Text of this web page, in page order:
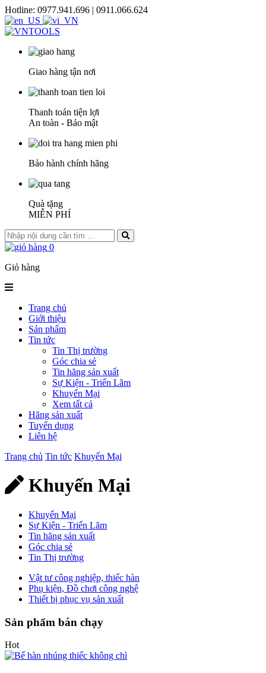
Hotline: 0977.941.696 | 0911.066.624
Giao hàng tận nơi
Thanh toán tiện lợi
An toàn - Bảo mật
Bảo hành chính hãng
Quà tặng
MIỄN PHÍ
0
Giỏ hàng
Trang chủ
Giới thiệu
Sản phẩm
Tin tức
Tin Thị trường
Góc chia sẻ
Tin hãng sản xuất
Sự Kiện - Triển Lãm
Khuyến Mại
Xem tất cả
Hãng sản xuất
Tuyển dụng
Liên hệ
Trang chủ Tin tức Khuyến Mại
Khuyến Mại
Khuyến Mại
Sự Kiện - Triển Lãm
Tin hãng sản xuất
Góc chia sẻ
Tin Thị trường
Vật tư công nghiệp, thiếc hàn
Phụ kiện, Đồ chơi công nghệ
Thiết bị phục vụ sản xuất
Sản phẩm bán chạy
Hot